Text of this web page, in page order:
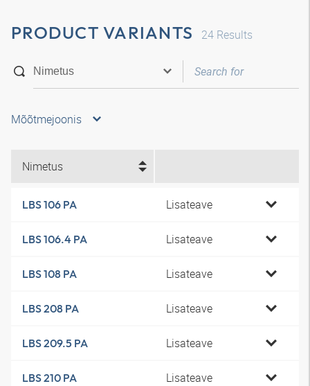
PRODUCT VARIANTS 24 Results
Mõõtmejoonis
Nimetus
LBS 106 PA Lisateave
LBS 106.4 PA Lisateave
LBS 108 PA Lisateave
LBS 208 PA Lisateave
LBS 209.5 PA Lisateave
LBS 210 PA Lisateave